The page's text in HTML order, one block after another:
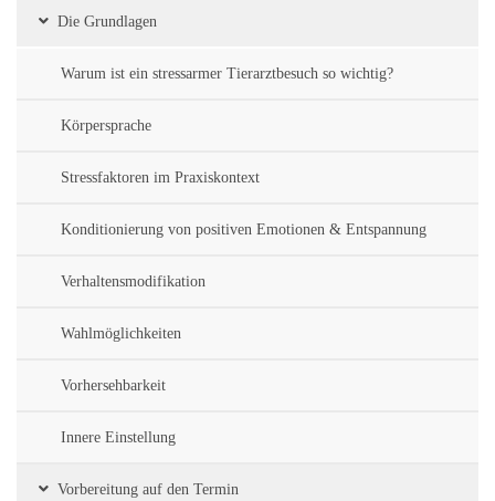
Die Grundlagen
Warum ist ein stressarmer Tierarztbesuch so wichtig?
Körpersprache
Stressfaktoren im Praxiskontext
Konditionierung von positiven Emotionen & Entspannung
Verhaltensmodifikation
Wahlmöglichkeiten
Vorhersehbarkeit
Innere Einstellung
Vorbereitung auf den Termin